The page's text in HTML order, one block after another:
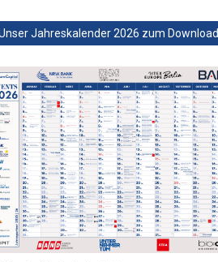
Jahreskalender 2026 zum Download